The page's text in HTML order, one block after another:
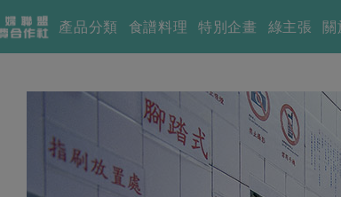
產品分類 食譜料理 特別企畫 綠主張 關